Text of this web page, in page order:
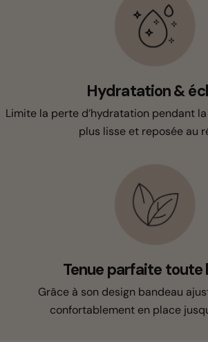
Hydratation &
Limite la perte d’hydratation pendant
plus lisse et reposée au
Tenue parfaite toute
Grâce à son design bandeau
confortablement en place